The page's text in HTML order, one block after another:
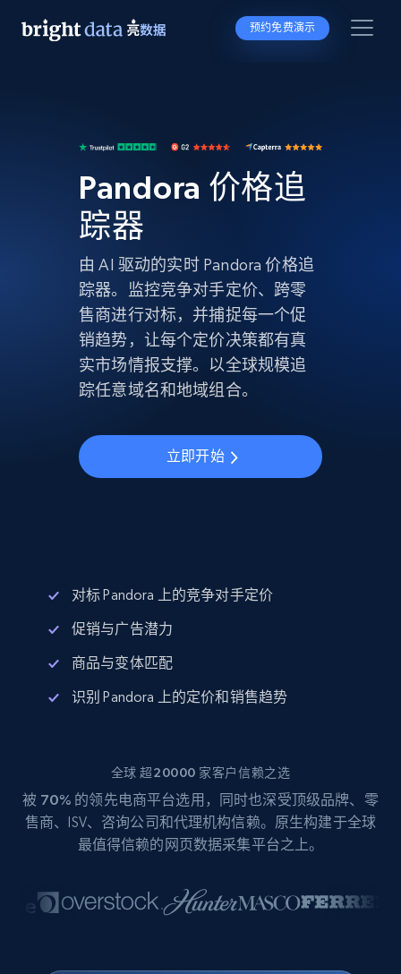
预约免费演示
Pandora 价格追
踪器
由 AI 驱动的实时 Pandora 价格追
踪器。监控竞争对手定价、跨零
售商进行对标，并捕捉每一个促
销趋势，让每个定价决策都有真
实市场情报支撑。以全球规模追
踪任意域名和地域组合。
立即开始
对标 Pandora 上的竞争对手定价
促销与广告潜力
商品与变体匹配
识别 Pandora 上的定价和销售趋势
全球 超20000 家客户信赖之选
被 70% 的领先电商平台选用，同时也深受顶级品牌、零
售商、ISV、咨询公司和代理机构信赖。原生构建于全球
最值得信赖的网页数据采集平台之上。